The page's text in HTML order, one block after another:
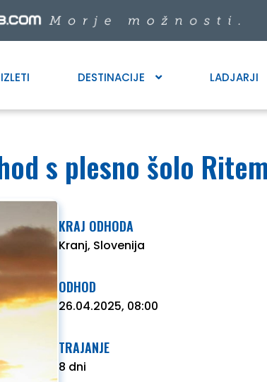
DESTINACIJE LADJARJI
s plesno šolo
KRAJ ODHODA
Kranj, Slovenija
ODHOD
26.04.2025, 08:00
TRAJANJE
8 dni